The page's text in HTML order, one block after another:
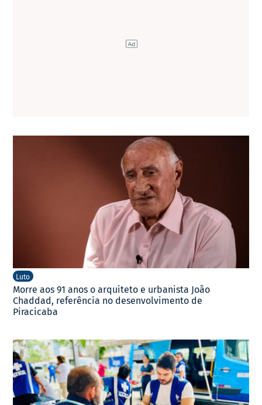
Luto
Morre aos 91 anos o arquiteto e urbanista João
Chaddad, referência no desenvolvimento de
Piracicaba